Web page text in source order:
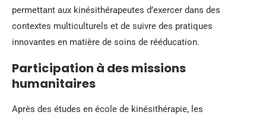
permettant aux kinésithérapeutes d’exercer dans des
contextes multiculturels et de suivre des pratiques
innovantes en matière de soins de rééducation.
Participation à des missions
humanitaires
Après des études en école de kinésithérapie, les